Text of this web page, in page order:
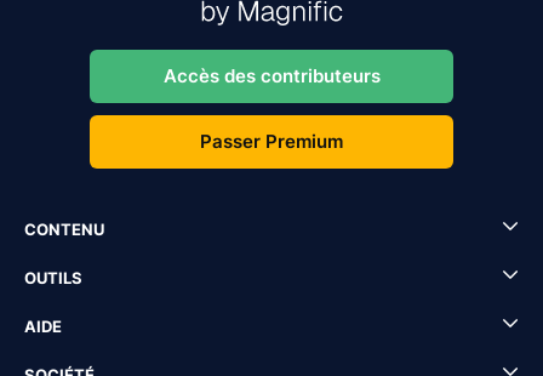
Accès des contributeurs
Passer Premium
CONTENU
OUTILS
AIDE